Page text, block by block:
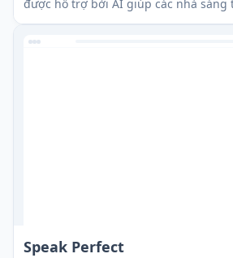
được hỗ trợ bởi AI giúp các nhà sáng
bản viral, thử nghiệm thumbnail và
của họ mà không cần xuất hiện.
Speak Perfect